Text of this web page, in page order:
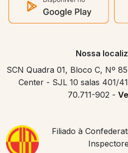
Nossa
SCN Quadra 01, Bloco C, Nº
Center - SJL 10 salas 401/
70.711-902 -
Filiado à